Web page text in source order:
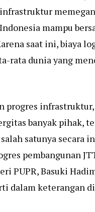
mampu
saat ini, biaya
rata dunia yang
progres
banyak pihak,
satunya secara
pembangunan
PUPR, Basuki
dalam keterangan